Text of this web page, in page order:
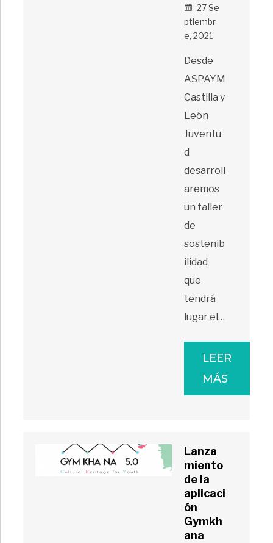
27 Se
Ptiembr
E, 2021
Desde
ASPAYM
Castilla y
León
Juventu
d
desarroll
aremos
un taller
de
sostenib
ilidad
que
tendrá
lugar el…
LEER
MÁS
Lanza
miento
de la
aplicaci
ón
Gymkh
ana